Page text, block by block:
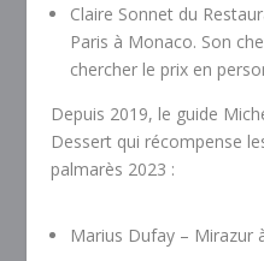
Claire Sonnet du
Paris à Monaco. Son
chercher le prix en
Depuis 2019, le guide
Dessert qui récompense
palmarès 2023 :
Marius Dufay – Mirazur